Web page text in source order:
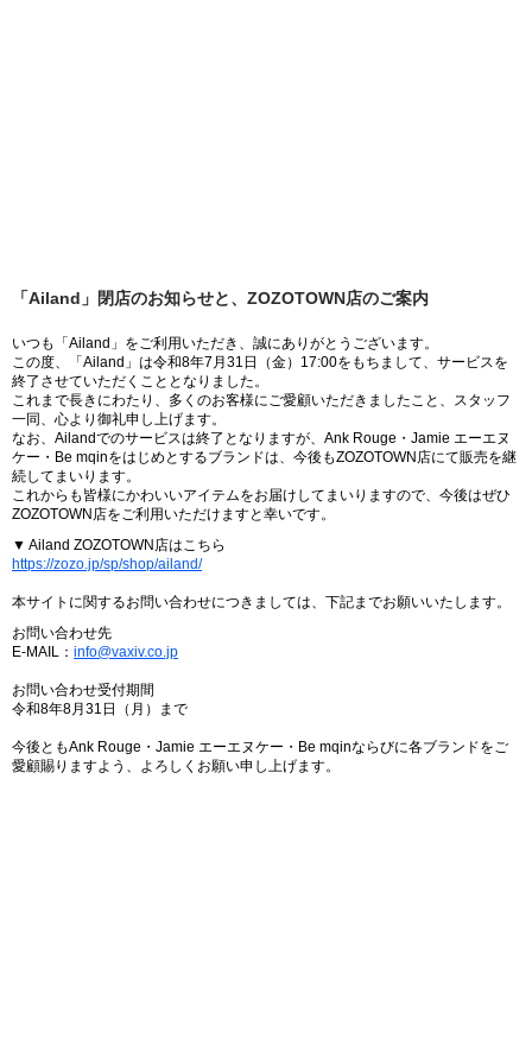
「Ailand」閉店のお知らせと、ZOZOTOWN店のご案内
いつも「Ailand」をご利用いただき、誠にありがとうございます。
この度、「Ailand」は令和8年7月31日（金）17:00をもちまして、サービスを
終了させていただくこととなりました。
これまで長きにわたり、多くのお客様にご愛顧いただきましたこと、スタッフ
一同、心より御礼申し上げます。
なお、Ailandでのサービスは終了となりますが、Ank Rouge・Jamie エーエヌ
ケー・Be mqinをはじめとするブランドは、今後もZOZOTOWN店にて販売を継
続してまいります。
これからも皆様にかわいいアイテムをお届けしてまいりますので、今後はぜひ
ZOZOTOWN店をご利用いただけますと幸いです。
▼ Ailand ZOZOTOWN店はこちら
https://zozo.jp/sp/shop/ailand/
本サイトに関するお問い合わせにつきましては、下記までお願いいたします。
お問い合わせ先
E-MAIL： info@vaxiv.co.jp
お問い合わせ受付期間
令和8年8月31日（月）まで
今後ともAnk Rouge・Jamie エーエヌケー・Be mqinならびに各ブランドをご
愛顧賜りますよう、よろしくお願い申し上げます。